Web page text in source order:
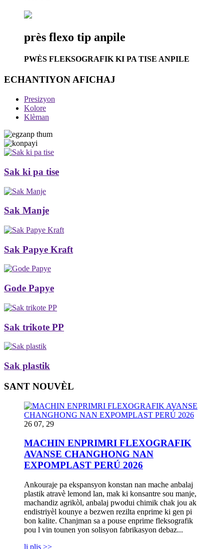
près flexo tip anpile
PWÈS FLEKSOGRAFIK KI PA TISE ANPILE
ECHANTIYON AFICHAJ
Presizyon
Kolore
Klèman
Sak ki pa tise
Sak Manje
Sak Papye Kraft
Gode ​​Papye
Sak trikote PP
Sak plastik
SANT NOUVÈL
26 07, 29
MACHIN ENPRIMRI FLEXOGRAFIK
AVANSE CHANGHONG NAN
EXPOMPLAST PERÚ 2026
Ankouraje pa ekspansyon konstan nan mache anbalaj
plastik atravè lemond lan, mak ki konsantre sou manje,
machandiz agrikòl, anbalaj pwodui chimik chak jou ak
endistriyèl kounye a bezwen rezilta enprime ki gen pi
bon kalite. Chanjman sa a pouse enprime fleksografik
pou l vin tounen yon solisyon fabrikasyon debaz...
li plis >>